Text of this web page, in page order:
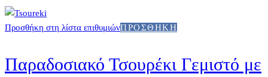
Προσθήκη στη λίστα επιθυμιώνΠΡΟΣΘΉΚΗ
Παραδοσιακό Τσουρέκι Γεμιστό με